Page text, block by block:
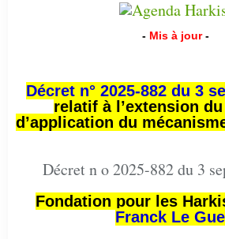
- Mis à jour -
Décret n° 2025-882 du 3
relatif à l’extension
d’application du
Décret n o 2025-882 du 3
Fondation pour les
Franck Le